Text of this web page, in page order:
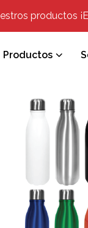
productos
Productos